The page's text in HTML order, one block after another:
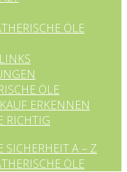
ÖLE
ÖLE
ERKENNEN
RICHTIG
SICHERHEIT A – Z
ÖLE